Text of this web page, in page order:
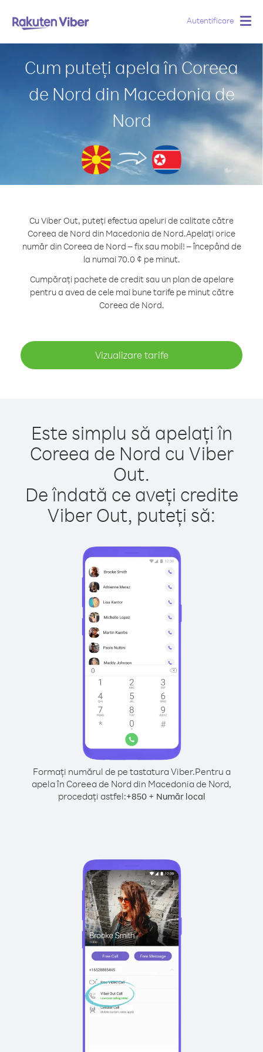
Autentificare
Cum puteți apela în Coreea
de Nord din Macedonia de
Nord
Cu Viber Out, puteți efectua apeluri de calitate către
Coreea de Nord din Macedonia de Nord.Apelați orice
număr din Coreea de Nord – fix sau mobil! – începând de
la numai 70.0 ¢ pe minut.
Cumpărați pachete de credit sau un plan de apelare
pentru a avea de cele mai bune tarife pe minut către
Coreea de Nord.
Vizualizare tarife
Este simplu să apelați în
Coreea de Nord cu Viber
Out.
De îndată ce aveți credite
Viber Out, puteți să:
Formați numărul de pe tastatura Viber.Pentru a
apela în Coreea de Nord din Macedonia de Nord,
procedați astfel:+850+ Număr local